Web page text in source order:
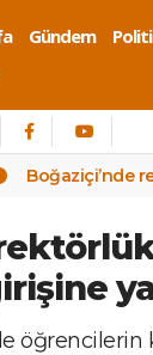
Gündem
Boğaziçi’nde
öğrencilerin